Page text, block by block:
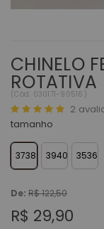
CHINELO
ROTATIVA
(Cód. 030171-90516 )
2
tamanho
3738 3940 3536
De: R$ 122,50
R$ 29,90